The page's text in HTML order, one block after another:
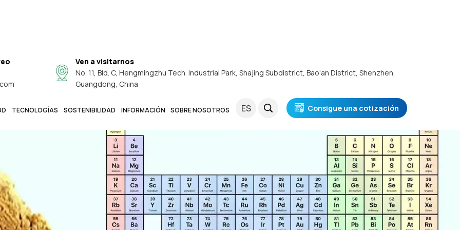
Ven a visitarnos
No. 11, Bld. C, Hengmingzhu Tech. Industrial Park, Shajing Subdistrict, Bao'an District, Shenzhen,
Guangdong, China
TECNOLOGÍAS SOSTENIBILIDAD INFORMACIÓN SOBRE NOSOTROS ES Consigue una cotización